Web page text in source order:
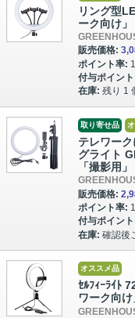
リング型
ーク向け」
販売価格:
ポイント率:
付与ポイン
在庫: 残り 1
取り寄せ品
テレワー
グライト
「撮影用」
販売価格:
ポイント率:
付与ポイン
在庫: 確認後
オススメ品
ｾﾙﾌｨｰﾗｲﾄ
ワーク向け